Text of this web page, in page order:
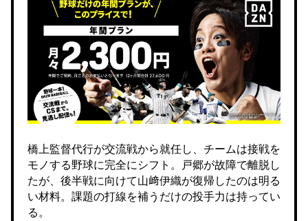
橋上監督代行が交流戦から就任し、チームは接戦を
モノする野球に完全にシフト。戸郷が故障で離脱し
たが、後半戦に向けて山﨑伊織が復帰したのは明る
い材料。課題の打線を補うだけの投手力は持ってい
る。